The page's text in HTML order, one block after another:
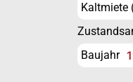
Kaltmiete
Baujahr